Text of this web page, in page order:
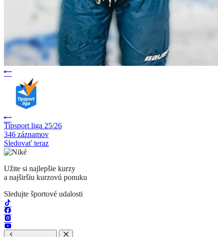
Tipsport liga 25/26
346 záznamov
Sledovať teraz
Užite si najlepšie kurzy
a najširšiu kurzovú ponuku
Sledujte športové udalosti